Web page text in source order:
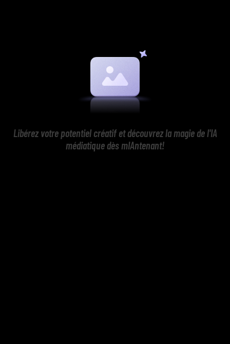
Libérez votre potentiel créatif et découvrez la magie de l'IA
médiatique dès mIAntenant!